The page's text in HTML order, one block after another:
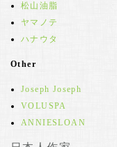
松山油脂
ヤマノテ
ハナウタ
Other
Joseph Joseph
VOLUSPA
ANNIESLOAN